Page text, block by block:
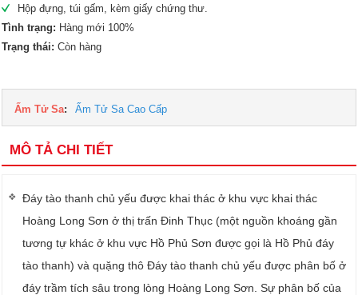
Hộp đựng, túi gấm, kèm giấy chứng thư.
Tình trạng: Hàng mới 100%
Trạng thái:Còn hàng
Ấm Tử Sa: Ấm Tử Sa Cao Cấp
MÔ TẢ CHI TIẾT
Đáy tào thanh chủ yếu được khai thác ở khu vực khai thác
Hoàng Long Sơn ở thị trấn Đinh Thục (một nguồn khoáng gần
tương tự khác ở khu vực Hồ Phủ Sơn được gọi là Hồ Phủ đáy
tào thanh) và quặng thô Đáy tào thanh chủ yếu được phân bố ở
đáy trầm tích sâu trong lòng Hoàng Long Sơn. Sự phân bố của